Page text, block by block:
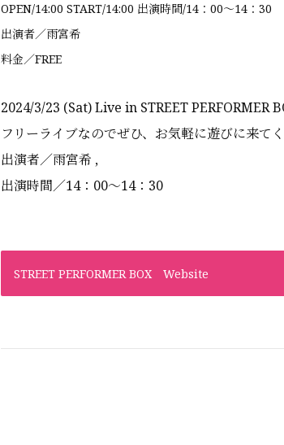
OPEN/14:00 START/14:00 出演時間/14：00〜14：30
出演者／雨宮希
料金／FREE
2024/3/23 (Sat) Live in STREET PERFORMER
フリーライブなのでぜひ、お気軽に遊びに来てく
出演者／雨宮希 ,
出演時間／14：00〜14：30
STREET PERFORMER BOX Website